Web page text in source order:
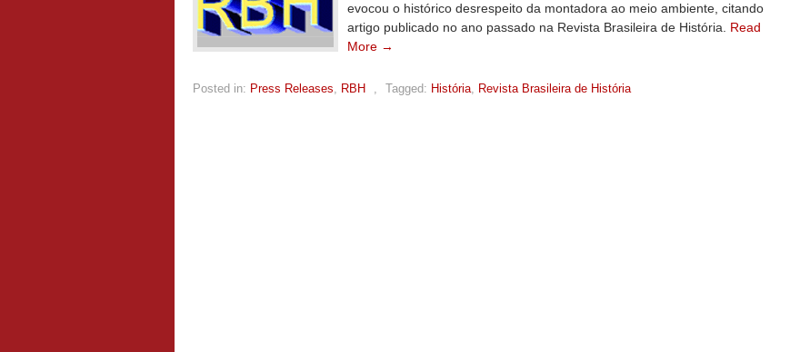
evocou o histórico desrespeito da montadora ao meio ambiente, citando
artigo publicado no ano passado na Revista Brasileira de História. Read
More →
Posted in: Press Releases, RBH , Tagged: História, Revista Brasileira de História